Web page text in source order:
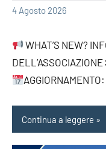
4 Agosto 2026
bragiovani
WHAT’S NEW?
Continua a leggere